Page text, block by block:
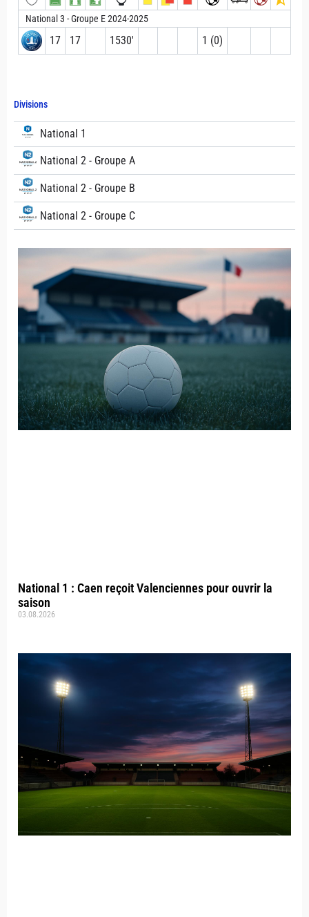
Divisions
National 1
National 2 - Groupe A
National 2 - Groupe B
National 2 - Groupe C
National 1 : Caen reçoit Valenciennes pour ouvrir la
saison
03.08.2026
National 3 - Groupe E 2024-2025
17 17 1530′ 1 (0)